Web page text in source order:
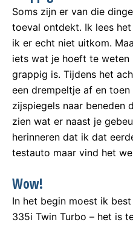
Soms zijn er van die
toeval ontdekt. Ik lees
ik er echt niet uitkom.
iets wat je hoeft te
grappig is. Tijdens het
een drempeltje af en
zijspiegels naar beneden
zien wat er naast je
herinneren dat ik dat
testauto maar vind het
Wow!
In het begin moest ik
335i Twin Turbo – het is